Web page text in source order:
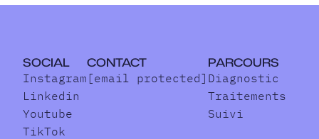
SOCIAL
Instagram
Linkedin
Youtube
TikTok
CONTACT
[email protected]
PARCOURS
Diagnostic
Traitements
Suivi